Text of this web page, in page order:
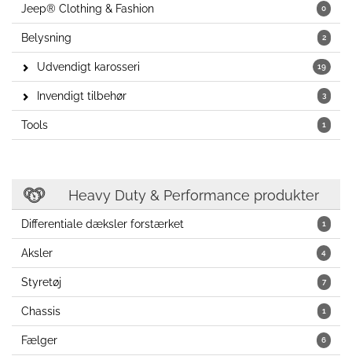
0
Jeep® Clothing & Fashion
2
Belysning
19
Udvendigt karosseri
3
Invendigt tilbehør
1
Tools
Heavy Duty & Performance produkter
1
Differentiale dæksler forstærket
4
Aksler
7
Styretøj
1
Chassis
6
Fælger